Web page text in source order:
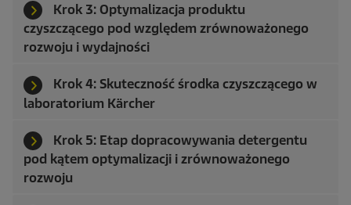
Krok 3: Optymalizacja produktu
czyszczącego pod względem zrównoważonego
rozwoju i wydajności
Krok 4: Skuteczność środka czyszczącego w
laboratorium Kärcher
Krok 5: Etap dopracowywania detergentu
pod kątem optymalizacji i zrównoważonego
rozwoju